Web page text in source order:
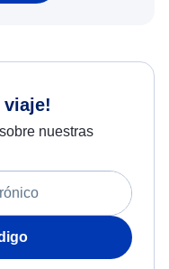
viaje!
nuestras